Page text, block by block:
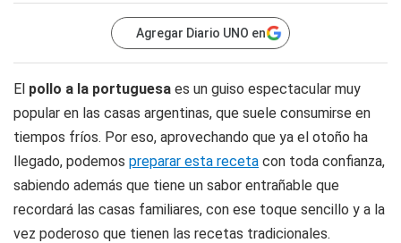
Agregar Diario UNO en
El pollo a la portuguesa es un guiso espectacular muy
popular en las casas argentinas, que suele consumirse en
tiempos fríos. Por eso, aprovechando que ya el otoño ha
llegado, podemos preparar esta receta con toda confianza,
sabiendo además que tiene un sabor entrañable que
recordará las casas familiares, con ese toque sencillo y a la
vez poderoso que tienen las recetas tradicionales.